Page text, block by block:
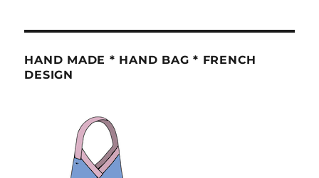
HAND MADE * HAND BAG * FRENCH
DESIGN